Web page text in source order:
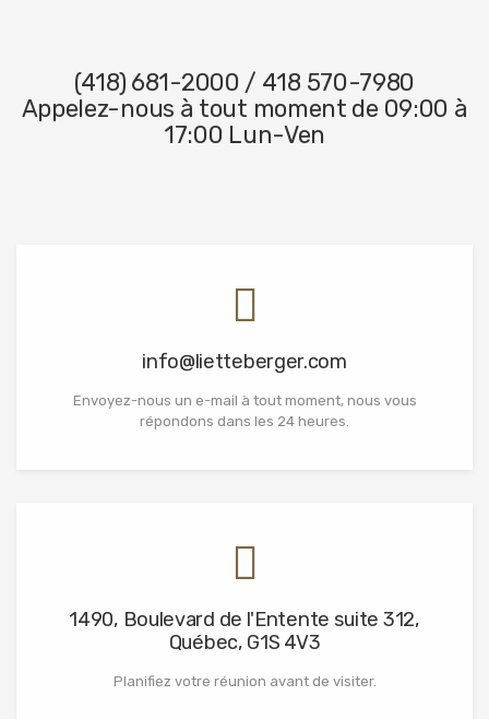
(418) 681-2000 / 418 570-7980
Appelez-nous à tout moment de 09:00 à
17:00 Lun-Ven
info@lietteberger.com
Envoyez-nous un e-mail à tout moment, nous vous
répondons dans les 24 heures.
1490, Boulevard de l'Entente suite 312,
Québec, G1S 4V3
Planifiez votre réunion avant de visiter.